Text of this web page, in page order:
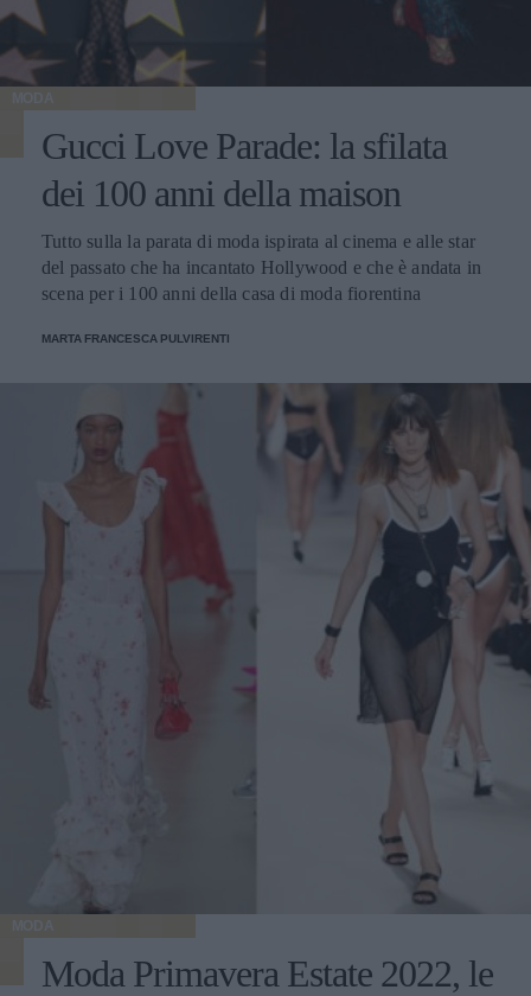
MODA
Gucci Love Parade: la sfilata
dei 100 anni della maison
Tutto sulla la parata di moda ispirata al cinema e alle star
del passato che ha incantato Hollywood e che è andata in
scena per i 100 anni della casa di moda fiorentina
MARTA FRANCESCA PULVIRENTI
MODA
Moda Primavera Estate 2022, le